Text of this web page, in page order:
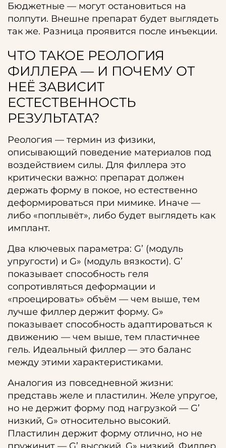
Бюджетные — могут остановиться на
полпути. Внешне препарат будет выглядеть
так же. Разница проявится после инъекции.
ЧТО ТАКОЕ РЕОЛОГИЯ
ФИЛЛЕРА — И ПОЧЕМУ ОТ
НЕЁ ЗАВИСИТ
ЕСТЕСТВЕННОСТЬ
РЕЗУЛЬТАТА?
Реология — термин из физики,
описывающий поведение материалов под
воздействием силы. Для филлера это
критически важно: препарат должен
держать форму в покое, но естественно
деформироваться при мимике. Иначе —
либо «поплывёт», либо будет выглядеть как
имплант.
Два ключевых параметра: G’ (модуль
упругости) и G» (модуль вязкости). G’
показывает способность геля
сопротивляться деформации и
«проецировать» объём — чем выше, тем
лучше филлер держит форму. G»
показывает способность адаптироваться к
движению — чем выше, тем пластичнее
гель. Идеальный филлер — это баланс
между этими характеристиками.
Аналогия из повседневной жизни:
представь желе и пластилин. Желе упругое,
но не держит форму под нагрузкой — G’
низкий, G» относительно высокий.
Пластилин держит форму отлично, но не